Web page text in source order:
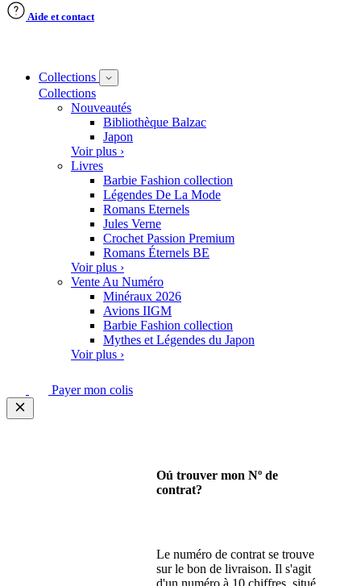
Aide et contact
Collections
Collections
Nouveautés
Bibliothèque Balzac
Japon
Voir plus ›
Livres
Barbie Fashion collection
Légendes De La Mode
Romans Eternels
Jules Verne
Crochet Passion Premium
Romans Éternels BE
Voir plus ›
Vente Au Numéro
Minéraux 2026
Avions IIGM
Barbie Fashion collection
Mythes et Légendes du Japon
Voir plus ›
Payer mon colis
Oú trouver mon Nº de
contrat?
Le numéro de contrat se trouve
sur le bon de livraison. Il s'agit
d'un numéro à 10 chiffres, situé